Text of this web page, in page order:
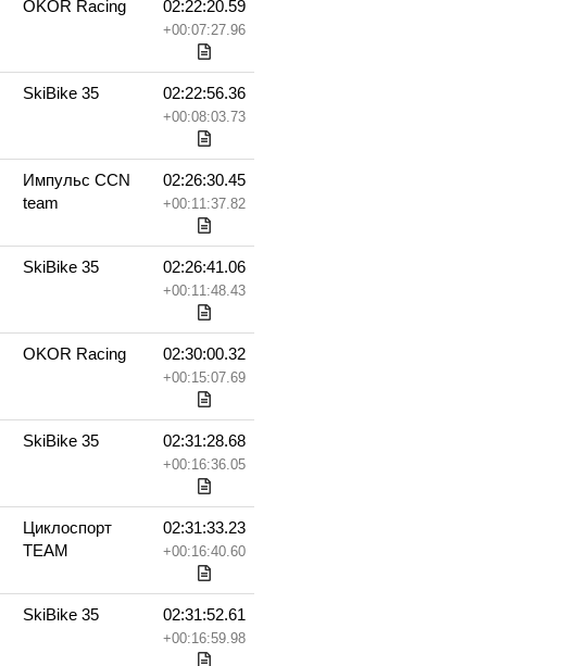
OKOR Racing 02:22:20.59
+00:07:27.96
SkiBike 35 02:22:56.36
+00:08:03.73
Импульс CCN
team
02:26:30.45
+00:11:37.82
SkiBike 35 02:26:41.06
+00:11:48.43
OKOR Racing 02:30:00.32
+00:15:07.69
SkiBike 35 02:31:28.68
+00:16:36.05
Циклоспорт
TEAM
02:31:33.23
+00:16:40.60
SkiBike 35 02:31:52.61
+00:16:59.98